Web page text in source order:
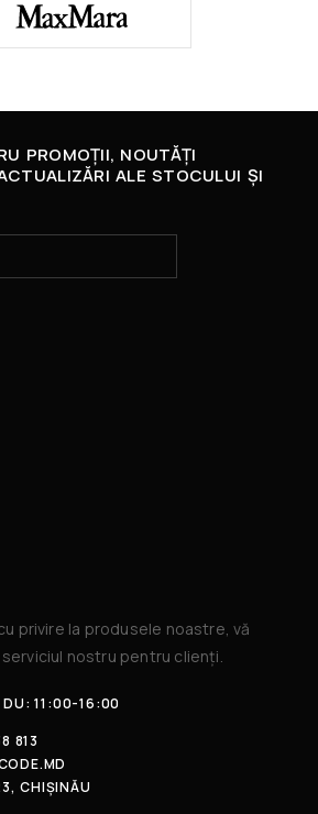
PROMOȚII, NOUTĂȚI
ALE STOCULUI ȘI
privire la produsele noastre, vă
nostru pentru clienți.​
11:00-16:00
813
CHIȘINĂU